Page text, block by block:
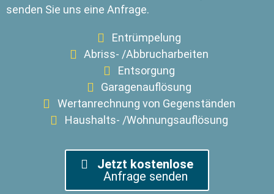
senden Sie uns eine Anfrage.
Entrümpelung
Abriss- /Abbrucharbeiten
Entsorgung
Garagenauflösung
Wertanrechnung von Gegenständen
Haushalts- /Wohnungsauflösung
Jetzt kostenlose
Anfrage senden